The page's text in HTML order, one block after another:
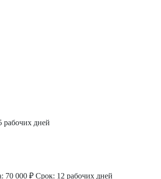
рабочих дней
70 000 ₽ Срок: 12 рабочих дней